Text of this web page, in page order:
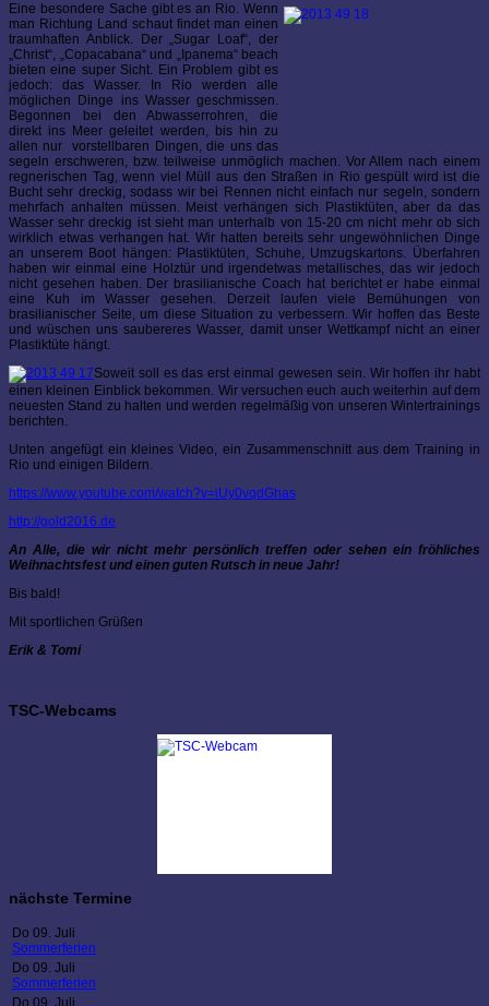
Eine besondere Sache gibt es an Rio. Wenn
man Richtung Land schaut findet man einen
traumhaften Anblick. Der „Sugar Loaf“, der
„Christ“, „Copacabana“ und „Ipanema“ beach
bieten eine super Sicht. Ein Problem gibt es
jedoch: das Wasser. In Rio werden alle
möglichen Dinge ins Wasser geschmissen.
Begonnen bei den Abwasserrohren, die
direkt ins Meer geleitet werden, bis hin zu
allen nur vorstellbaren Dingen, die uns das
segeln erschweren, bzw. teilweise unmöglich machen. Vor Allem nach einem
regnerischen Tag, wenn viel Müll aus den Straßen in Rio gespült wird ist die
Bucht sehr dreckig, sodass wir bei Rennen nicht einfach nur segeln, sondern
mehrfach anhalten müssen. Meist verhängen sich Plastiktüten, aber da das
Wasser sehr dreckig ist sieht man unterhalb von 15-20 cm nicht mehr ob sich
wirklich etwas verhangen hat. Wir hatten bereits sehr ungewöhnlichen Dinge
an unserem Boot hängen: Plastiktüten, Schuhe, Umzugskartons. Überfahren
haben wir einmal eine Holztür und irgendetwas metallisches, das wir jedoch
nicht gesehen haben. Der brasilianische Coach hat berichtet er habe einmal
eine Kuh im Wasser gesehen. Derzeit laufen viele Bemühungen von
brasilianischer Seite, um diese Situation zu verbessern. Wir hoffen das Beste
und wüschen uns saubereres Wasser, damit unser Wettkampf nicht an einer
Plastiktüte hängt.
Soweit soll es das erst einmal gewesen sein. Wir hoffen ihr habt
einen kleinen Einblick bekommen. Wir versuchen euch auch weiterhin auf dem
neuesten Stand zu halten und werden regelmäßig von unseren Wintertrainings
berichten.
Unten angefügt ein kleines Video, ein Zusammenschnitt aus dem Training in
Rio und einigen Bildern.
https://www.youtube.com/watch?v=iUy0vqdGhas
http://gold2016.de
An Alle, die wir nicht mehr persönlich treffen oder sehen ein fröhliches
Weihnachtsfest und einen guten Rutsch in neue Jahr!
Bis bald!
Mit sportlichen Grüßen
Erik & Tomi
TSC-Webcams
nächste Termine
Do 09. Juli
Sommerferien
Do 09. Juli
Sommerferien